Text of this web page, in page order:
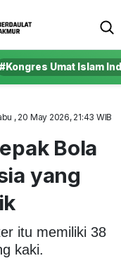
#Kongres Umat Islam
, 20 May 2026, 21:43 WIB
Bola
yang
itu memiliki 38
kaki.